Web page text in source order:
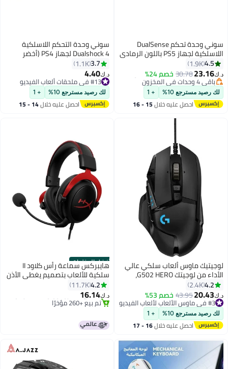
سوني وحدة تحكم DualSense
اللاسلكية لجهاز PS5 باللون الرمادي
المموه (إصدار الإمارات العربية
المتحدة)
4.5
1.9K
د.ك‏23.16
30.78خصم 24% #11 في ملحقات ألعاب الفيديو
باقي 4 وحدات في المخزون
#11 في ملحقات ألعاب الفيديو
لك رصيد مسترجع 10% + 1
احصل عليه خلال 15 - 16
اغسطس
سوني وحدة التحكم اللاسلكية
Dualshock 4 لجهاز PS4 (أخضر
مموه)
3.7
1.1K
د.ك‏4.40
#13 في ملحقات ألعاب الفيديو
#13 في ملحقات ألعاب الفيديو
لك رصيد مسترجع 10% + 1
احصل عليه خلال 14 - 15
اغسطس
لوجيتيك ماوس ألعاب سلكي عالي
الأداء من لوجيتك G502 HERO،
في البوصة، RGB، أوزان قابلة
للتعديل، 11 زرًا قابلاً للبرمجة، ذاكرة
داخلية، جهاز كمبيوتر / ماك - أسود
4.2
2.4K
د.ك‏20.43
43.95خصم 53% #3 في ماوس الألعاب لألعاب الفيديو
باقي 2 وحدات في المخزون
تم بيع +90 مؤخرًا
#3 في ماوس الألعاب لألعاب الفيديو
لك رصيد مسترجع 10% + 1
احصل عليه خلال 16 - 17
أفضل المنتجات هايبركس سماعة رأس كلاود II
سلكية للألعاب بتصميم يغطي الأذن
وإكس بوكس ون وإكس بوكس
سيريس إكس ونينتندو سويتش/
4.2
11.7K
د.ك‏16.14
#1 في ميكروفون وسماعة رأس
تم بيع +260 مؤخرًا
#1 في ميكروفون وسماعة رأس